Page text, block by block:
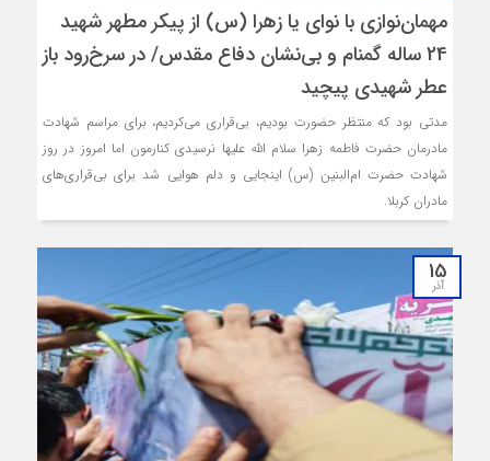
مهمان‌نوازی با نوای یا زهرا (س) از پیکر مطهر شهید
24 ساله گمنام و بی‌نشان دفاع مقدس/ در سرخ‌رود باز
عطر شهیدی پیچید
مدتی بود که منتظر حضورت بودیم، بی‌قراری می‌کردیم، برای مراسم شهادت
مادرمان حضرت فاطمه زهرا سلام الله علیها نرسیدی کنارمون اما امروز در روز
شهادت حضرت ام‌البنین (س) اینجایی و دلم هوایی شد برای بی‌قراری‌های
مادران کربلا.
15
آذر